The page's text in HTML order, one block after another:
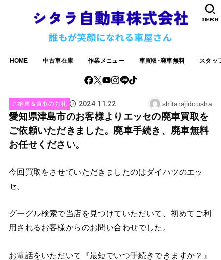
HOME 中古車在庫 作業メニュー 車買取･廃車無料 スタッ
SEARCH
ご納車＆買取のお礼 2024.11.22 shitarajidousha
愛知県津島市のお客様よりエッセの廃車買取を
ご依頼いただきました。廃車手続き、廃車無料
お任せください。
今回買取をさせていただきましたのはダイハツのエッ
セ。
グーグル検索で当店を見つけていただいて、初めてご利
用されるお客様からのお問い合わせでした。
お電話をいただいて『最短でいつ手続きできますか？』